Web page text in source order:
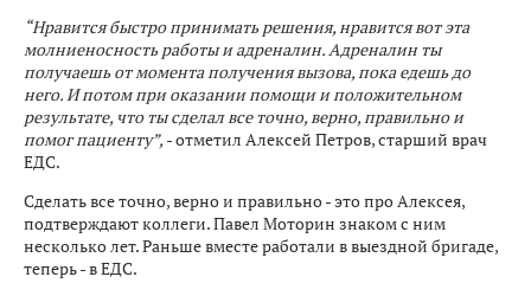
“Нравится быстро принимать решения, нравится вот эта
молниеносность работы и адреналин. Адреналин ты
получаешь от момента получения вызова, пока едешь до
него. И потом при оказании помощи и положительном
результате, что ты сделал все точно, верно, правильно и
помог пациенту”, - отметил Алексей Петров, старший врач
ЕДС.
Сделать все точно, верно и правильно - это про Алексея,
подтверждают коллеги. Павел Моторин знаком с ним
несколько лет. Раньше вместе работали в выездной бригаде,
теперь - в ЕДС.